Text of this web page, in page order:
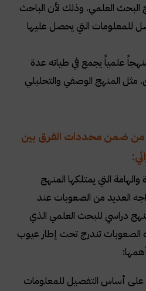
العلمي. وذلك لأن الباحث
للمعلومات التي يحصل عليها
منهجاً علمياً يجمع في طياته عدة
المنهج الوصفي والتحليلي
من ضمن محددات الفرق بين
التي يمتلكها المنهج
العديد من الصعوبات عند
دراسي للبحث العلمي الذي
الصعوبات تندرج تحت إطار عيوب
:
على أساس التفصيل للمعلومات